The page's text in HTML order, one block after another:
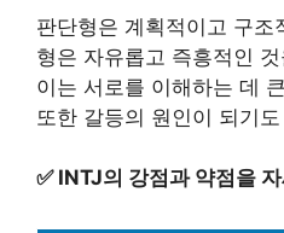
판단형은 계획적이고 구조
형은 자유롭고 즉흥적인
이는 서로를 이해하는 데
또한 갈등의 원인이 되기
✅ INTJ의 강점과 약점을